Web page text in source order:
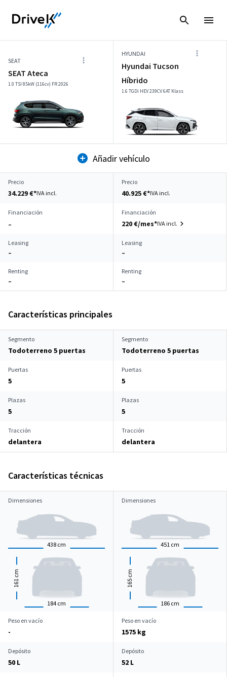
SEAT
SEAT Ateca
1.0 TSI 85kW (116cv) FR 2026
HYUNDAI
Hyundai Tucson
Híbrido
1.6 TGDi HEV 239CV 6AT Klass
Añadir vehículo
Precio
34.229 €*IVA incl.
Precio
40.925 €*IVA incl.
Financiación
–
Financiación
220 €/mes*IVA incl.
Leasing
–
Leasing
–
Renting
–
Renting
–
Características principales
Segmento
Todoterreno 5 puertas
Segmento
Todoterreno 5 puertas
Puertas
5
Puertas
5
Plazas
5
Plazas
5
Tracción
delantera
Tracción
delantera
Características técnicas
Dimensiones
438 cm
184 cm
161
cm
Dimensiones
451 cm
186 cm
165
cm
Peso en vacío
-
Peso en vacío
1575 kg
Depósito
50 L
Depósito
52 L